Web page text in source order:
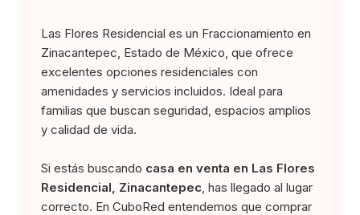
Las Flores Residencial es un Fraccionamiento en
Zinacantepec, Estado de México, que ofrece
excelentes opciones residenciales con
amenidades y servicios incluidos. Ideal para
familias que buscan seguridad, espacios amplios
y calidad de vida.
Si estás buscando casa en venta en Las Flores
Residencial, Zinacantepec , has llegado al lugar
correcto. En CuboRed entendemos que comprar